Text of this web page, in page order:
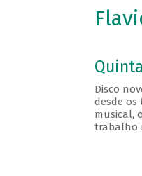
Disco
desde os
musical,
trabalho